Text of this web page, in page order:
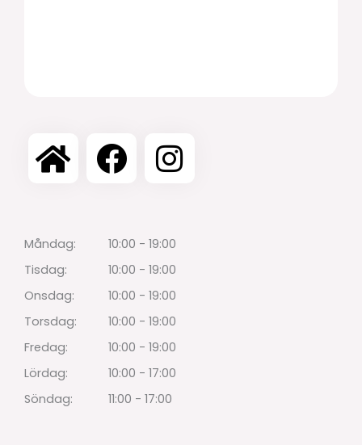
Måndag:
10:00 - 19:00
Tisdag:
10:00 - 19:00
Onsdag:
10:00 - 19:00
Torsdag:
10:00 - 19:00
Fredag:
10:00 - 19:00
Lördag:
10:00 - 17:00
Söndag:
11:00 - 17:00